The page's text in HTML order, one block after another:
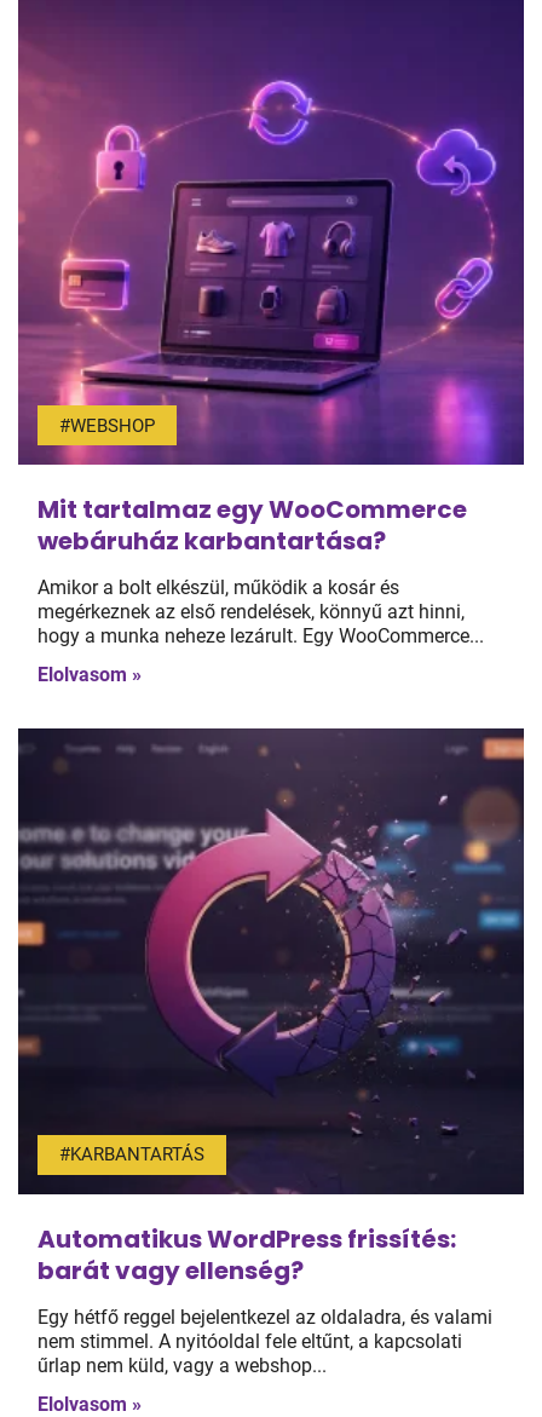
#WEBSHOP
Mit tartalmaz egy WooCommerce
webáruház karbantartása?
Amikor a bolt elkészül, működik a kosár és
megérkeznek az első rendelések, könnyű azt hinni,
hogy a munka neheze lezárult. Egy WooCommerce...
Elolvasom »
#KARBANTARTÁS
Automatikus WordPress frissítés:
barát vagy ellenség?
Egy hétfő reggel bejelentkezel az oldaladra, és valami
nem stimmel. A nyitóoldal fele eltűnt, a kapcsolati
űrlap nem küld, vagy a webshop...
Elolvasom »